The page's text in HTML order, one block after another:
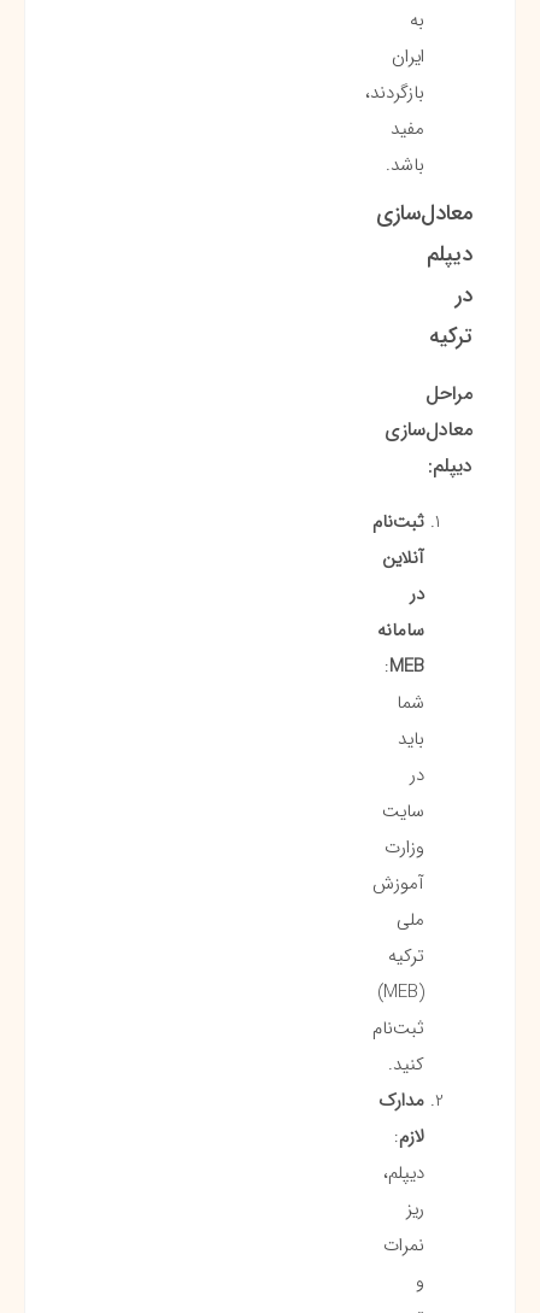
به
ایران
بازگردند،
مفید
باشد.
معادل‌سازی
دیپلم
در
ترکیه
مراحل
معادل‌سازی
دیپلم:
ثبت‌نام
آنلاین
در
سامانه
MEB
:
شما
باید
در
سایت
وزارت
آموزش
ملی
ترکیه
(MEB)
ثبت‌نام
کنید.
مدارک
لازم:
دیپلم،
ریز
نمرات
و